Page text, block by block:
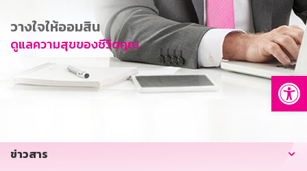
การพัฒนาที่ยั่งยืน
ข่าวสาร
บริการทางการเงิน
อื่นๆ
วางใจให้ออมสิน
ดูแลความสุขของชีวิตคุณ
ข่าวสาร